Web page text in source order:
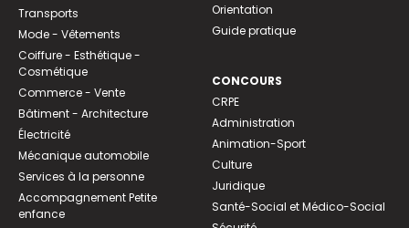
Transports
Mode - Vêtements
Coiffure - Esthétique -
Cosmétique
Commerce - Vente
Bâtiment - Architecture
Électricité
Mécanique automobile
Services à la personne
Accompagnement Petite
enfance
Orientation
Guide pratique
CONCOURS
CRPE
Administration
Animation-Sport
Culture
Juridique
Santé-Social et Médico-Social